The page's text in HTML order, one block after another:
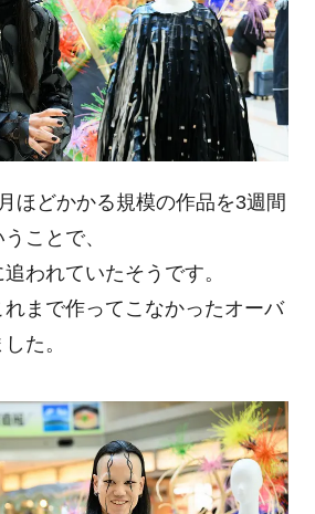
ほどかかる規模の作品を3週間
ことで、
われていたそうです。
まで作ってこなかったオーバ
た。